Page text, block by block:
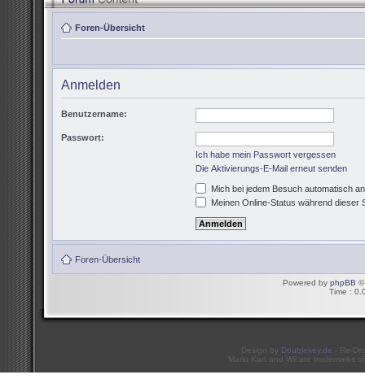
Foren-Übersicht
Anmelden
Benutzername:
Passwort:
Ich habe mein Passwort vergessen
Die Aktivierungs-E-Mail erneut senden
Mich bei jedem Besuch automatisch
Meinen Online-Status während dieser
Foren-Übersicht
Powered by phpBB ©
Time :
Design by Doublekey.de - Re-
Mario Kart and Wii are trademarks